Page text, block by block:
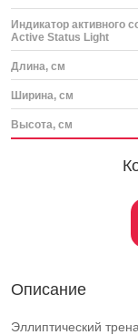
Индикатор активного
Active Status Light
Длина, см
Ширина, см
Высота, см
Описание
Эллиптический